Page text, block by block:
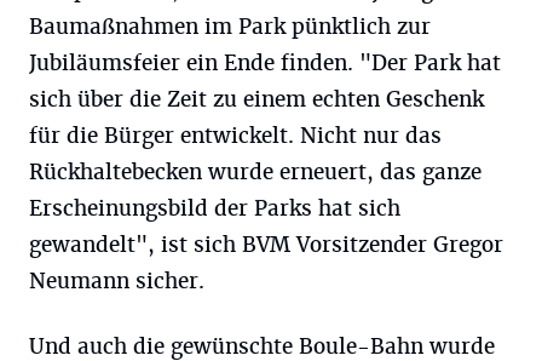
Baumaßnahmen im Park pünktlich zur
Jubiläumsfeier ein Ende finden. "Der Park hat
sich über die Zeit zu einem echten Geschenk
für die Bürger entwickelt. Nicht nur das
Rückhaltebecken wurde erneuert, das ganze
Erscheinungsbild der Parks hat sich
gewandelt", ist sich BVM Vorsitzender Gregor
Neumann sicher.
Und auch die gewünschte Boule-Bahn wurde